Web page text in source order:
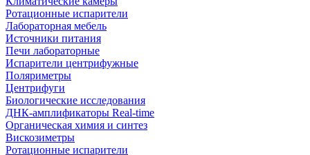
Ротационные испарители
Лабораторная мебель
Источники питания
Печи лабораторные
Испарители центрифужные
Поляриметры
Центрифуги
Биологические исследования
ДНК-амплификаторы Real-time
Органическая химия и синтез
Вискозиметры
Ротационные испарители